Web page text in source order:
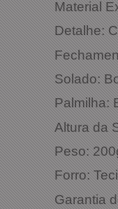
Material
Detalhe:
Solado:
Palmilha:
Altura da
Peso:
Forro:
Garantia